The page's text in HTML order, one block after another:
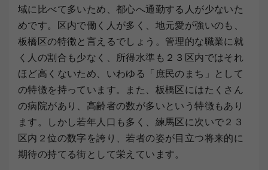
域に比べて多いため、都心へ通勤する人が少ないた
めです。区内で働く人が多く、地元愛が強いのも、
板橋区の特徴と言えるでしょう。管理的な職業に就
く人の割合も少なく、所得水準も２３区内ではそれ
ほど高くないため、いわゆる「庶民のまち」として
の特徴を持っています。また、板橋区にはたくさん
の病院があり、高齢者の数が多いという特徴もあり
ます。しかし若年人口も多く、練馬区に次いで２３
区内２位の数字を誇り、若者の姿が目立つ将来的に
期待の持てる街として栄えています。